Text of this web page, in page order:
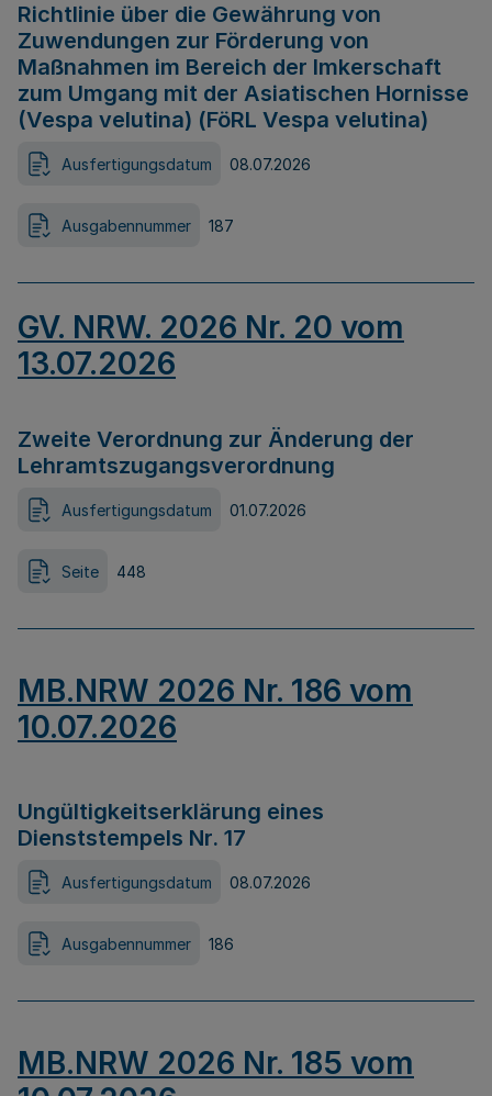
Richtlinie über die Gewährung von
Zuwendungen zur Förderung von
Maßnahmen im Bereich der Imkerschaft
zum Umgang mit der Asiatischen Hornisse
(Vespa velutina) (FöRL Vespa velutina)
Ausfertigungsdatum 08.07.2026
Ausgabennummer 187
GV. NRW. 2026 Nr. 20 vom
13.07.2026
Zweite Verordnung zur Änderung der
Lehramtszugangsverordnung
Ausfertigungsdatum 01.07.2026
Seite 448
MB.NRW 2026 Nr. 186 vom
10.07.2026
Ungültigkeitserklärung eines
Dienststempels Nr. 17
Ausfertigungsdatum 08.07.2026
Ausgabennummer 186
MB.NRW 2026 Nr. 185 vom